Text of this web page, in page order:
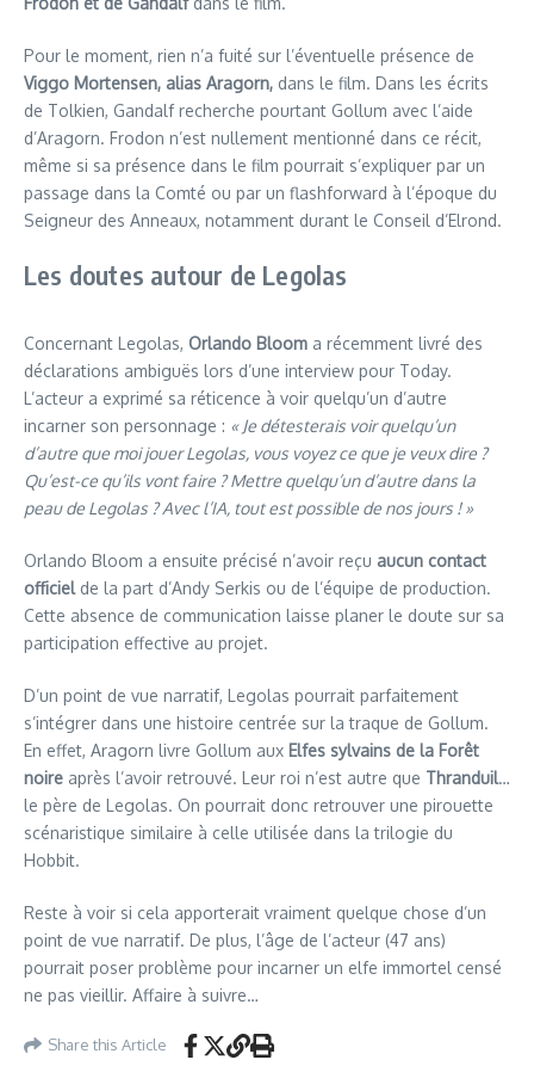
Pour le moment, rien n’a fuité sur l’éventuelle présence de
Viggo Mortensen, alias Aragorn, dans le film. Dans les écrits
de Tolkien, Gandalf recherche pourtant Gollum avec l’aide
d’Aragorn. Frodon n’est nullement mentionné dans ce récit,
même si sa présence dans le film pourrait s’expliquer par un
passage dans la Comté ou par un flashforward à l’époque du
Seigneur des Anneaux, notamment durant le Conseil d’Elrond.
Les doutes autour de Legolas
Concernant Legolas, Orlando Bloom a récemment livré des
déclarations ambiguës lors d’une interview pour Today.
L’acteur a exprimé sa réticence à voir quelqu’un d’autre
incarner son personnage : « Je détesterais voir quelqu’un
d’autre que moi jouer Legolas, vous voyez ce que je veux dire ?
Qu’est-ce qu’ils vont faire ? Mettre quelqu’un d’autre dans la
peau de Legolas ? Avec l’IA, tout est possible de nos jours ! »
Orlando Bloom a ensuite précisé n’avoir reçu aucun contact
officielde la part d’Andy Serkis ou de l’équipe de production.
Cette absence de communication laisse planer le doute sur sa
participation effective au projet.
D’un point de vue narratif, Legolas pourrait parfaitement
s’intégrer dans une histoire centrée sur la traque de Gollum.
En effet, Aragorn livre Gollum aux Elfes sylvains de la Forêt
noire après l’avoir retrouvé. Leur roi n’est autre que Thranduil…
le père de Legolas. On pourrait donc retrouver une pirouette
scénaristique similaire à celle utilisée dans la trilogie du
Hobbit.
Reste à voir si cela apporterait vraiment quelque chose d’un
point de vue narratif. De plus, l’âge de l’acteur (47 ans)
pourrait poser problème pour incarner un elfe immortel censé
ne pas vieillir. Affaire à suivre…
Share this Article